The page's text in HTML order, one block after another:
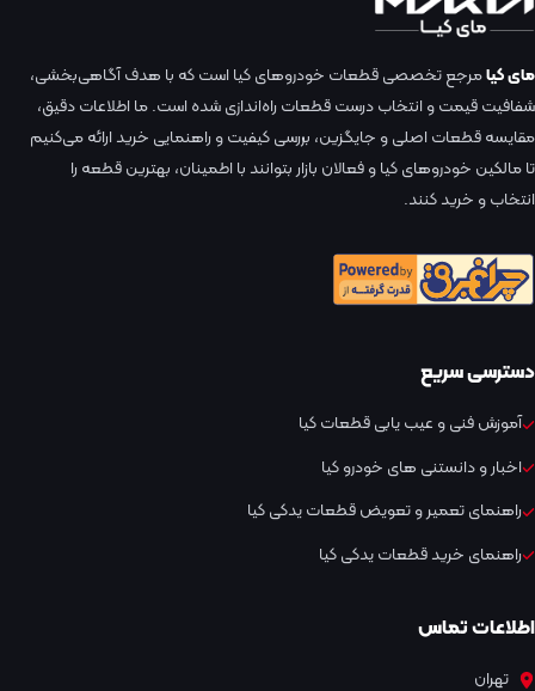
مای کیامرجع تخصصی قطعات خودروهای کیا است که با هدف آگاهی‌بخشی،
شفافیت قیمت و انتخاب درست قطعات راه‌اندازی شده است. ما اطلاعات دقیق،
مقایسه قطعات اصلی و جایگزین، بررسی کیفیت و راهنمایی خرید ارائه می‌کنیم
تا مالکین خودروهای کیا و فعالان بازار بتوانند با اطمینان، بهترین قطعه را
انتخاب و خرید کنند.
دسترسی سریع
آموزش فنی و عیب یابی قطعات کیا
اخبار و دانستنی های خودرو کیا
راهنمای تعمیر و تعویض قطعات یدکی کیا
راهنمای خرید قطعات یدکی کیا
اطلاعات تماس
تهران